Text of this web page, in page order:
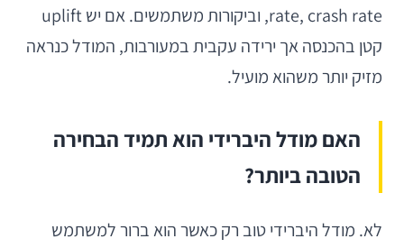
rate, crash rate, וביקורות משתמשים. אם יש uplift
קטן בהכנסה אך ירידה עקבית במעורבות, המודל כנראה
מזיק יותר משהוא מועיל.
האם מודל היברידי הוא תמיד הבחירה
הטובה ביותר?
לא. מודל היברידי טוב רק כאשר הוא ברור למשתמש